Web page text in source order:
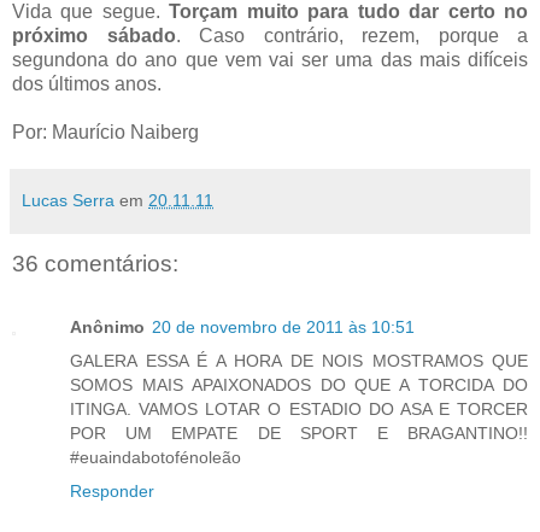
Vida que segue.Torçam muito para tudo dar certo no
próximo sábado. Caso contrário, rezem, porque a
segundona do ano que vem vai ser uma das mais difíceis
dos últimos anos.
Por: Maurício Naiberg
Lucas Serra em 20.11.11
36 comentários:
Anônimo 20 de novembro de 2011 às 10:51
GALERA ESSA É A HORA DE NOIS MOSTRAMOS QUE
SOMOS MAIS APAIXONADOS DO QUE A TORCIDA DO
ITINGA. VAMOS LOTAR O ESTADIO DO ASA E TORCER
POR UM EMPATE DE SPORT E BRAGANTINO!!
#euaindabotofénoleão
Responder